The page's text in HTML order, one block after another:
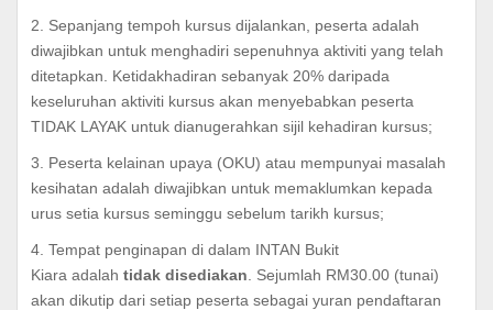
2. Sepanjang tempoh kursus dijalankan, peserta adalah
diwajibkan untuk menghadiri sepenuhnya aktiviti yang telah
ditetapkan. Ketidakhadiran sebanyak 20% daripada
keseluruhan aktiviti kursus akan menyebabkan peserta
TIDAK LAYAK untuk dianugerahkan sijil kehadiran kursus;
3. Peserta kelainan upaya (OKU) atau mempunyai masalah
kesihatan adalah diwajibkan untuk memaklumkan kepada
urus setia kursus seminggu sebelum tarikh kursus;
4. Tempat penginapan di dalam INTAN Bukit
Kiara adalah tidak disediakan . Sejumlah RM30.00 (tunai)
akan dikutip dari setiap peserta sebagai yuran pendaftaran